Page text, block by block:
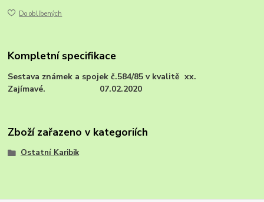
Do oblíbených
Kompletní specifikace
Sestava známek a spojek č.584/85 v kvalitě xx.
Zajímavé. 07.02.2020
Zboží zařazeno v kategoriích
Ostatní Karibik